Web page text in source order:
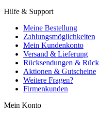
Hilfe & Support
Meine Bestellung
Zahlungsmöglichkeiten
Mein Kundenkonto
Versand & Lieferung
Rücksendungen &
Aktionen & Gutscheine
Weitere Fragen?
Firmenkunden
Mein Konto